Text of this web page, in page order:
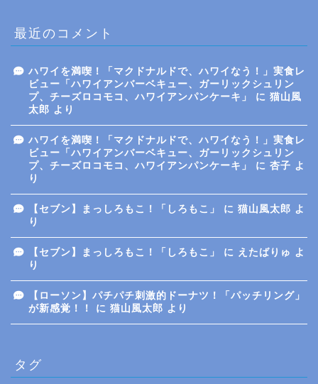
最近のコメント
ハワイを満喫！「マクドナルドで、ハワイなう！」実食レ
ビュー「ハワイアンバーベキュー、ガーリックシュリン
プ、チーズロコモコ、ハワイアンパンケーキ」
に 猫山風
太郎 より
ハワイを満喫！「マクドナルドで、ハワイなう！」実食レ
ビュー「ハワイアンバーベキュー、ガーリックシュリン
プ、チーズロコモコ、ハワイアンパンケーキ」
に 杏子 よ
り
【セブン】まっしろもこ！「しろもこ」 に 猫山風太郎 よ
り
【セブン】まっしろもこ！「しろもこ」 に えたばりゅ よ
り
【ローソン】パチパチ刺激的ドーナツ！「パッチリング」
が新感覚！！
に 猫山風太郎 より
タグ